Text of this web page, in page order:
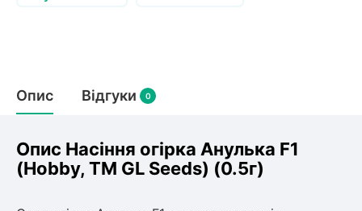
Мирт
Мушмула
Інжирний персик
Нектарин
Смородина
Актинідія
Пієріс Японський
Бересклет
Вейгела
Рубальні машини
Картоплесаджалки
Картоплекопалки
Роторні косарки
Опис Відгуки 0
Опис Насіння огiрка Анулька F1
(Hobby, TM GL Seeds) (0.5г)